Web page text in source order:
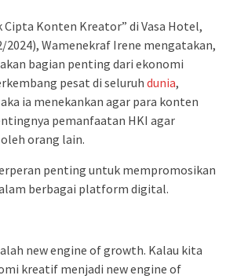
Cipta Konten Kreator” di Vasa Hotel,
2024), Wamenekraf Irene mengatakan,
bagian penting dari ekonomi
pesat di seluruh dunia,
ia menekankan agar para konten
pemanfaatan HKI agar
orang lain.
penting untuk mempromosikan
berbagai platform digital.
new engine of growth. Kalau kita
kreatif menjadi new engine of